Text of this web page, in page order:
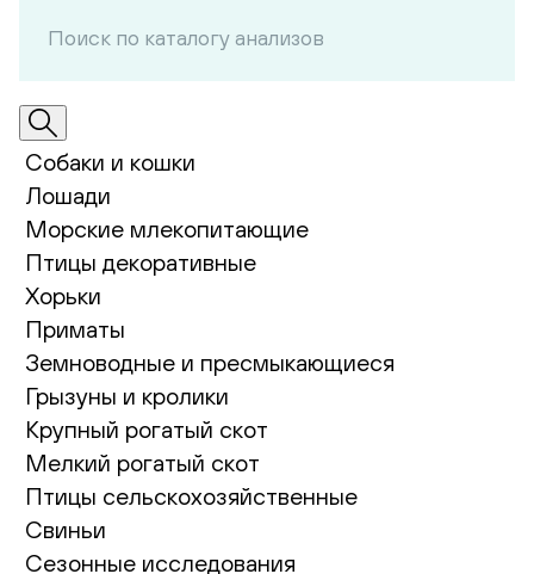
Собаки и кошки
Лошади
Морские млекопитающие
Птицы декоративные
Хорьки
Приматы
Земноводные и пресмыкающиеся
Грызуны и кролики
Крупный рогатый скот
Мелкий рогатый скот
Птицы сельскохозяйственные
Свиньи
Сезонные исследования